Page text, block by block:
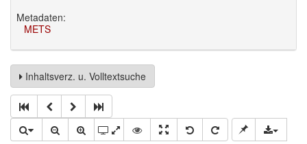
Metadaten:
METS
Inhaltsverz. u. Volltextsuche